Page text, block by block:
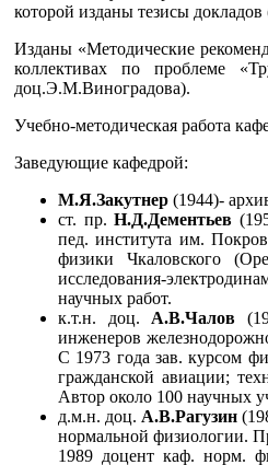
которой изданы тезисы
Изданы «Методические
коллективах по проблеме
доц.Э.М.Виноградова).
Учебно-методическая работа
Заведующие кафедрой:
М.Я.Закутнер (1944)-
ст. пр.Н.Д.Дементьев
пед. института им.
физики Чкаловского
исследования-
научных работ.
к.т.н. доц. А.В.Чалов
инженеров
С 1973 года зав. курсом
гражданской авиации;
Автор около 100 научных
д.м.н. доц. А.В.Рагузин
нормальной физиологии.
1989 доцент каф. норм.